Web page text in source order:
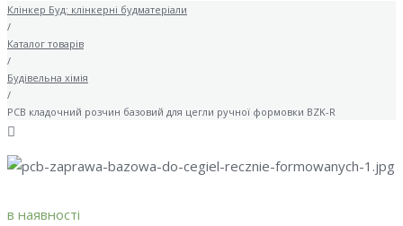
Клінкер Буд: клінкерні будматеріали
/
Каталог товарів
/
Будівельна хімія
/
PCB кладочний розчин базовий для цегли ручної формовки BZK-R
в наявності